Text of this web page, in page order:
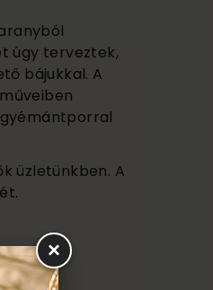
úgy terveztek,
bájukkal. A
üzletünkben. A
áron! ×